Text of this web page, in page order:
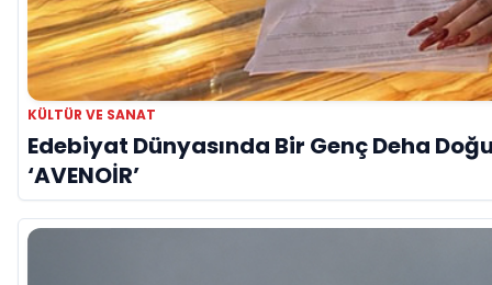
KÜLTÜR VE SANAT
Edebiyat Dünyasında Bir Genç Deha
‘AVENOİR’